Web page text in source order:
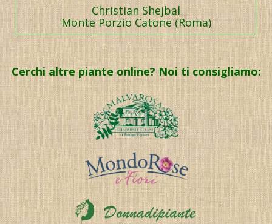
Christian Shejbal
Monte Porzio Catone (Roma)
Cerchi altre piante online? Noi ti consigliamo: